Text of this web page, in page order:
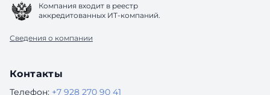
Компания входит в реестр
аккредитованных ИТ-компаний.
Сведения о компании
Контакты
Телефон: +7 928 270 90 41